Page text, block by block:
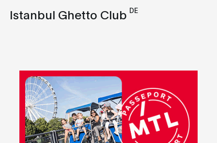
Techno
Istanbul Ghetto Club DE